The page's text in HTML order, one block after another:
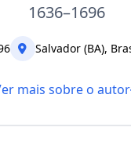
1636–1696
Salvador (BA),
mais sobre o autor